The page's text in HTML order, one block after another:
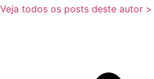
Veja todos os posts deste autor >